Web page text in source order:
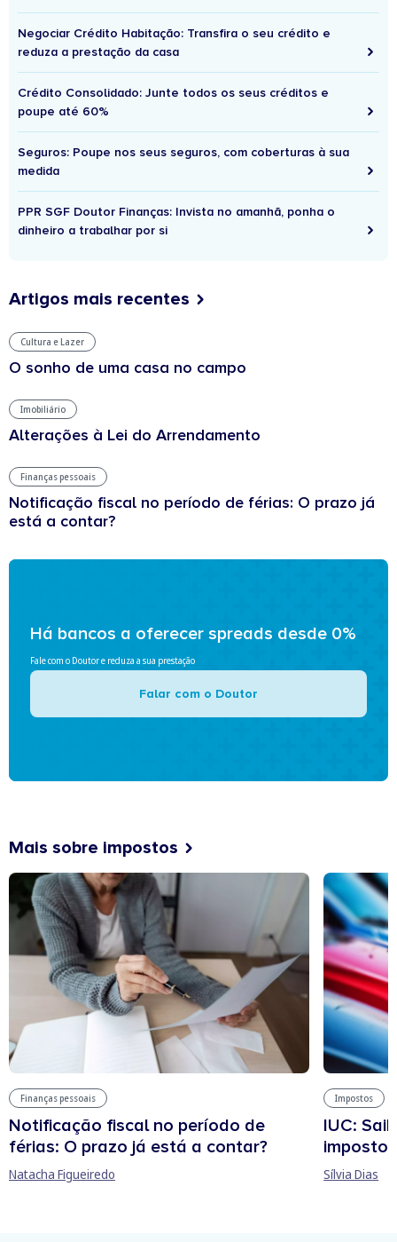
Negociar Crédito Habitação: Transfira o seu crédito e
reduza a prestação da casa
Crédito Consolidado: Junte todos os seus créditos e
poupe até 60%
Seguros: Poupe nos seus seguros, com coberturas à sua
medida
PPR SGF Doutor Finanças: Invista no amanhã, ponha o
dinheiro a trabalhar por si
Artigos mais recentes
Cultura e Lazer
O sonho de uma casa no campo
Imobiliário
Alterações à Lei do Arrendamento
Finanças pessoais
Notificação fiscal no período de férias: O prazo já
está a contar?
Há bancos a oferecer spreads desde 0%
Fale com o Doutor e reduza a sua prestação
Falar com o Doutor
Mais sobre impostos
Finanças pessoais
Notificação fiscal no período de
férias: O prazo já está a contar?
Natacha Figueiredo
Impostos
IUC:
imposto
Sílvia Dias